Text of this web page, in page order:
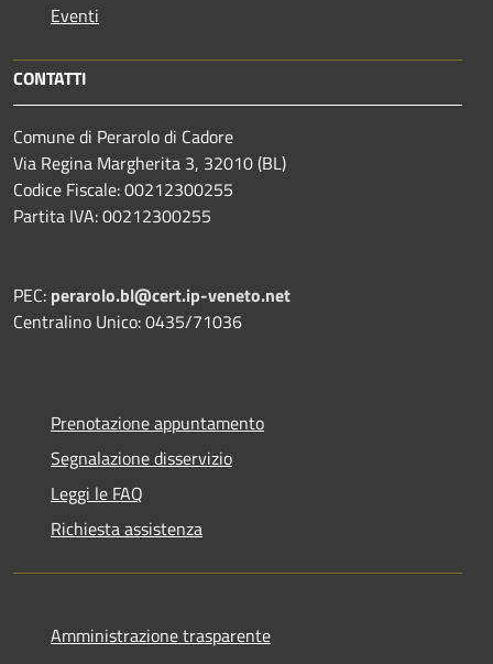
Eventi
CONTATTI
Comune di Perarolo di Cadore
Via Regina Margherita 3, 32010 (BL)
Codice Fiscale: 00212300255
Partita IVA: 00212300255
PEC: perarolo.bl@cert.ip-veneto.net
Centralino Unico: 0435/71036
Prenotazione appuntamento
Segnalazione disservizio
Leggi le FAQ
Richiesta assistenza
Amministrazione trasparente